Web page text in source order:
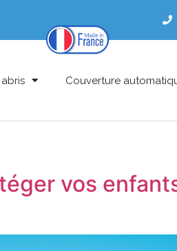
Couverture
vos